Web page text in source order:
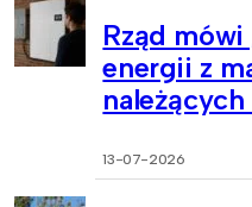
Rząd mówi
energii z
13-07-2026